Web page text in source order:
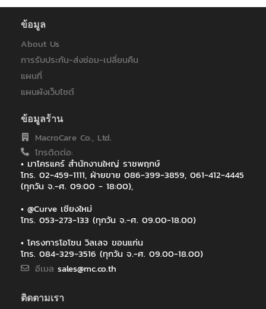
Smooth E
SONY
Soulmate Cinema
Spring news
TESCO LOTUS
USAID
กรมการข้าว
กรมการปกครอง
กรมการสื่อสารทหาร กองบัญชากองทัพไทย
กรมควบคุมมลพิษ
กรมชลประทาน
กรมชลประทาน สามเสน
กรมทรัพยากรธรณี
กรมทหารสื่อสาร-กองทัพอากาศ
กรมบัญชีกลาง
กรมประชาสัมพันธ์
กรมป้องกัน ปรับปรุงห้องบัญชการขนส่ง
กรมราชองครักษ์
กรมราชองค์รักษ์
กรมสนับสนุนบริการสุขภาพ
กรมสื่อสารทหารเรือ
ข้อมูล
About Us
การรับประกัน-ส่งซ่อม-เปลี่ยนคืน
แผนที่
แผนผังเว็บไซต์
ข้อมูลร้าน
MacroCare Co., Ltd.
โทรติดต่อ:
• มาโครแคร์ สำนักงานใหญ่ ราชพฤกษ์
โทร. 02-459-1111, ฝ่ายขาย 086-399-3859, 061-412-4445
(ทุกวัน จ.-ศ. 09:00 - 18:00),
• @Curve เชียงใหม่
โทร. 053-273-133 (ทุกวัน จ.-ศ. 09.00-18.00)
• โครงการโอโซน วิลเลจ ขอนแก่น
โทร. 084-329-3516 (ทุกวัน จ.-ศ. 09.00-18.00)
อีเมล sales@mc.co.th
ติดตามเรา